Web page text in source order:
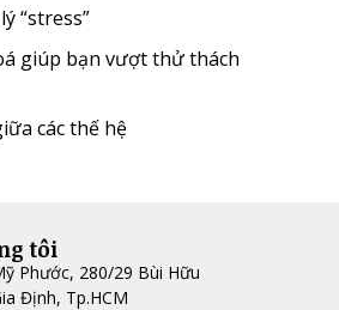
“stress”
giúp bạn vượt thử thách
các thế hệ
tôi
Phước, 280/29 Bùi Hữu
Định, Tp.HCM